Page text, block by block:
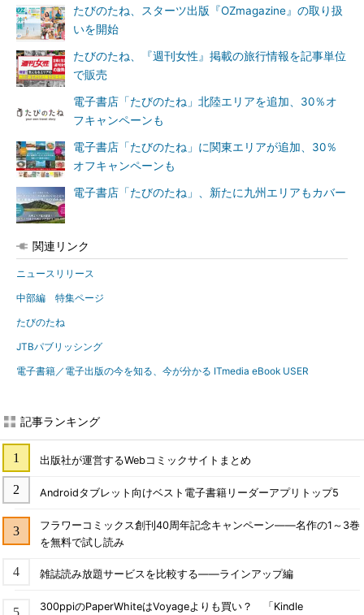
たびのたね、スターツ出版『OZmagazine』の取り扱
いを開始
たびのたね、『週刊女性』掲載の旅行情報を記事単位
で販売
電子書店「たびのたね」北陸エリアを追加、30％オ
フキャンペーンも
電子書店「たびのたね」に関東エリアが追加、30％
オフキャンペーンも
電子書店「たびのたね」、新たに九州エリアもカバー
関連リンク
ニュースリリース
中部編 特集ページ
たびのたね
JTBパブリッシング
電子書籍／電子出版の今を知る、今が分かる ITmedia eBook USER
記事ランキング
出版社が運営するWebコミックサイトまとめ
Androidタブレット向けベスト電子書籍リーダーアプリトップ5
フラワーコミックス創刊40周年記念キャンペーン――名作の1～3巻
を無料で試し読み
雑誌読み放題サービスを比較する――ラインアップ編
300ppiのPaperWhiteはVoyageよりも買い？ 「Kindle